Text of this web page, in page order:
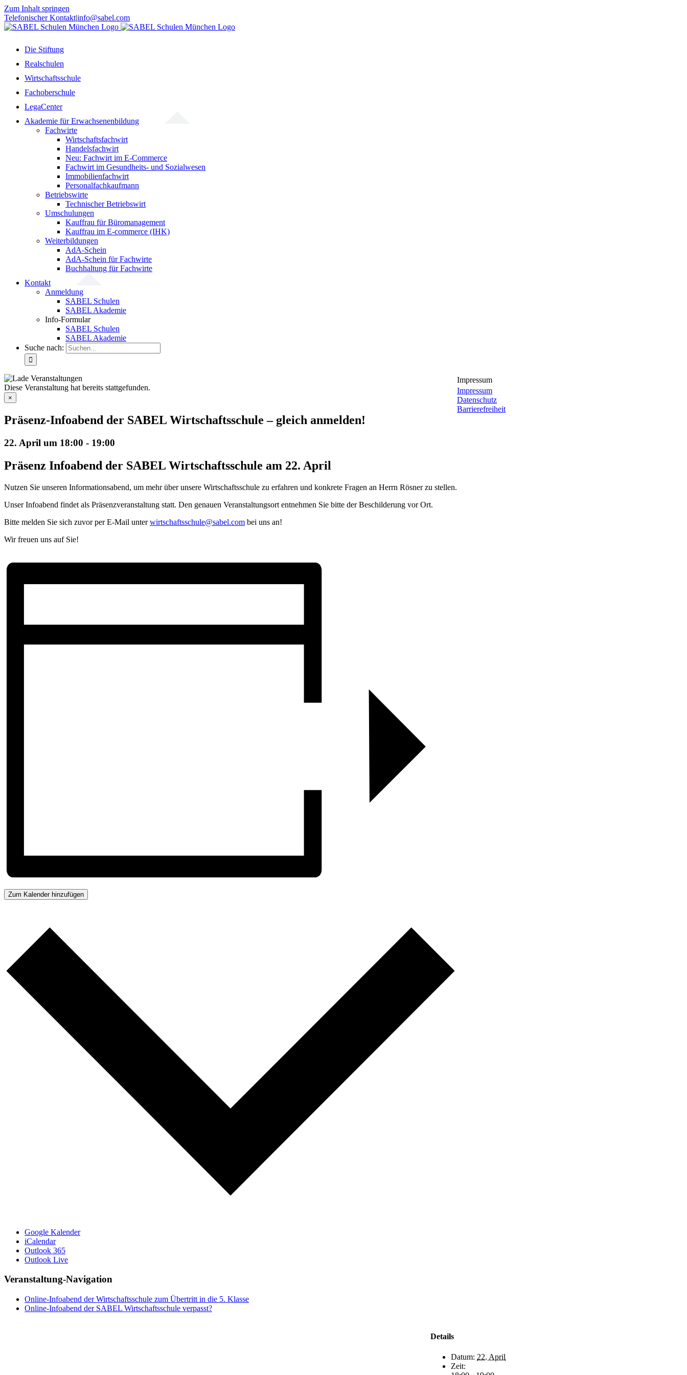
Zum Inhalt springen
Telefonischer Kontakt|info@sabel.com
Die Stiftung
Realschulen
Wirtschaftsschule
Fachoberschule
LegaCenter
Akademie für Erwachsenenbildung
Fachwirte
Wirtschaftsfachwirt
Handelsfachwirt
Neu: Fachwirt im E-Commerce
Fachwirt im Gesundheits- und Sozialwesen
Immobilienfachwirt
Personalfachkaufmann
Betriebswirte
Technischer Betriebswirt
Umschulungen
Kauffrau für Büromanagement
Kauffrau im E-commerce (IHK)
Weiterbildungen
AdA-Schein
AdA-Schein für Fachwirte
Buchhaltung für Fachwirte
Kontakt
Anmeldung
SABEL Schulen
SABEL Akademie
Info-Formular
SABEL Schulen
SABEL Akademie
Suche nach:
Diese Veranstaltung hat bereits stattgefunden.
×
Präsenz-Infoabend der SABEL Wirtschaftsschule – gleich anmelden!
22. April um 18:00 - 19:00
Präsenz Infoabend der SABEL Wirtschaftsschule am 22. April
Nutzen Sie unseren Informationsabend, um mehr über unsere Wirtschaftsschule zu erfahren und konkrete Fragen an Herrn Rösner zu stellen.
Unser Infoabend findet als Präsenzveranstaltung statt. Den genauen Veranstaltungsort entnehmen Sie bitte der Beschilderung vor Ort.
Bitte melden Sie sich zuvor per E-Mail unterwirtschaftsschule@sabel.com bei uns an!
Wir freuen uns auf Sie!
Zum Kalender hinzufügen
Google Kalender
iCalendar
Outlook 365
Outlook Live
Veranstaltung-Navigation
Online-Infoabend der Wirtschaftsschule zum Übertritt in die 5. Klasse
Online-Infoabend der SABEL Wirtschaftsschule verpasst?
Details
Datum: 22. April
Zeit:
Impressum
Impressum
Datenschutz
Barrierefreiheit